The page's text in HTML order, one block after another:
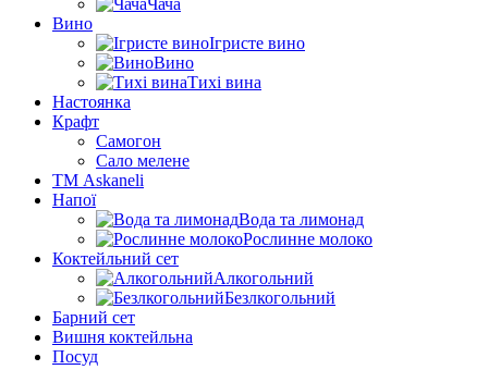
Вино
Ігристе вино
Вино
Тихі вина
Настоянка
Крафт
Самогон
Сало мелене
ТМ Askaneli
Напої
Вода та лимонад
Рослинне молоко
Коктейльний сет
Алкогольний
Безлкогольний
Барний сет
Вишня коктейльна
Посуд